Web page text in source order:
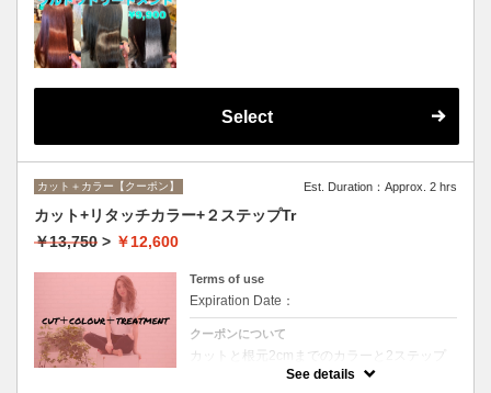
Select
カット＋カラー【クーポン】 Est. Duration：Approx. 2 hrs
カット+リタッチカラー+２ステップTr
￥13,750 > ￥12,600
Terms of use
Expiration Date：
クーポンについて
カットと根元2cmまでのカラーと2ステップ
トリートメントのセットメニュー。シャンプ
See details